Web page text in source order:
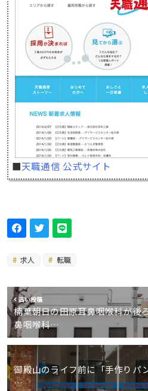
■天職通信 公式サイト
求人 転職
古い投稿
楠葉朝日の田原耳鼻咽喉科が後
鼻咽喉科…
御殿山のライフ前に「手作りパ
…